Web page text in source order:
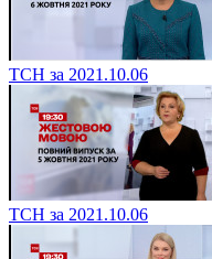
ТСН за 2021.10.06
ТСН за 2021.10.06